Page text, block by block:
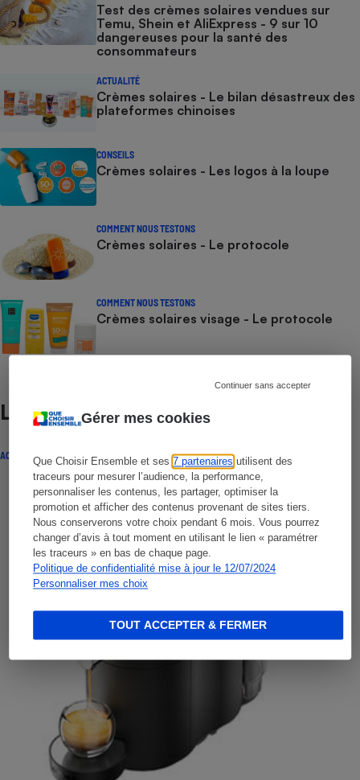
Gérer mes cookies
Que Choisir Ensemble et ses7 partenaires utilisent des
traceurs pour mesurer l’audience, la performance,
personnaliser les contenus, les partager, optimiser la
promotion et afficher des contenus provenant de sites tiers.
Nous conserverons votre choix pendant 6 mois. Vous pourrez
changer d’avis à tout moment en utilisant le lien « paramétrer
les traceurs » en bas de chaque page.
Politique de confidentialité mise à jour le 12/07/2024
Personnaliser mes choix
Continuer sans accepter
TOUT ACCEPTER & FERMER
Test des crèmes solaires vendues sur
Temu, Shein et AliExpress - 9 sur 10
dangereuses pour la santé des
consommateurs
ACTUALITÉ
Crèmes solaires - Le bilan désastreux des
plateformes chinoises
CONSEILS
Crèmes solaires - Les logos à la loupe
COMMENT NOUS TESTONS
Crèmes solaires - Le protocole
COMMENT NOUS TESTONS
Crèmes solaires visage - Le protocole
Lire aussi
ACTUALITÉ